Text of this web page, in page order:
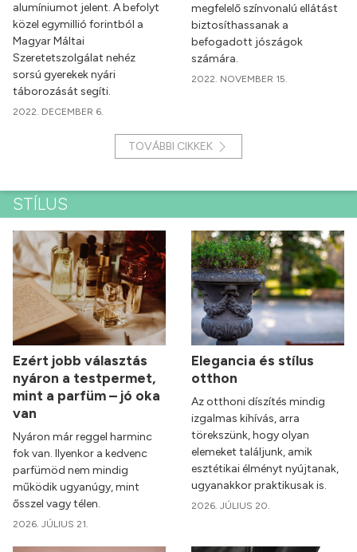
alumíniumot jelent. A befolyt
közel egymillió forintból a
Magyar Máltai
Szeretetszolgálat nehéz
sorsú gyerekek nyári
táborozását segíti.
2022. DECEMBER 6.
megfelelő színvonalú ellátást
biztosíthassanak a
befogadott jószágok
számára.
2022. NOVEMBER 15.
TOVÁBBI CIKKEK
STÍLUS
Ezért jobb választás
nyáron a testpermet,
mint a parfüm – jó oka
van
Nyáron már reggel harminc
fok van. Ilyenkor a kedvenc
parfümöd nem mindig
működik ugyanúgy, mint
ősszel vagy télen.
2026. JÚLIUS 21.
Elegancia és stílus
otthon
Az otthoni díszítés mindig
izgalmas kihívás, arra
törekszünk, hogy olyan
elemeket találjunk, amik
esztétikai élményt nyújtanak,
ugyanakkor praktikusak is.
2026. JÚLIUS 20.